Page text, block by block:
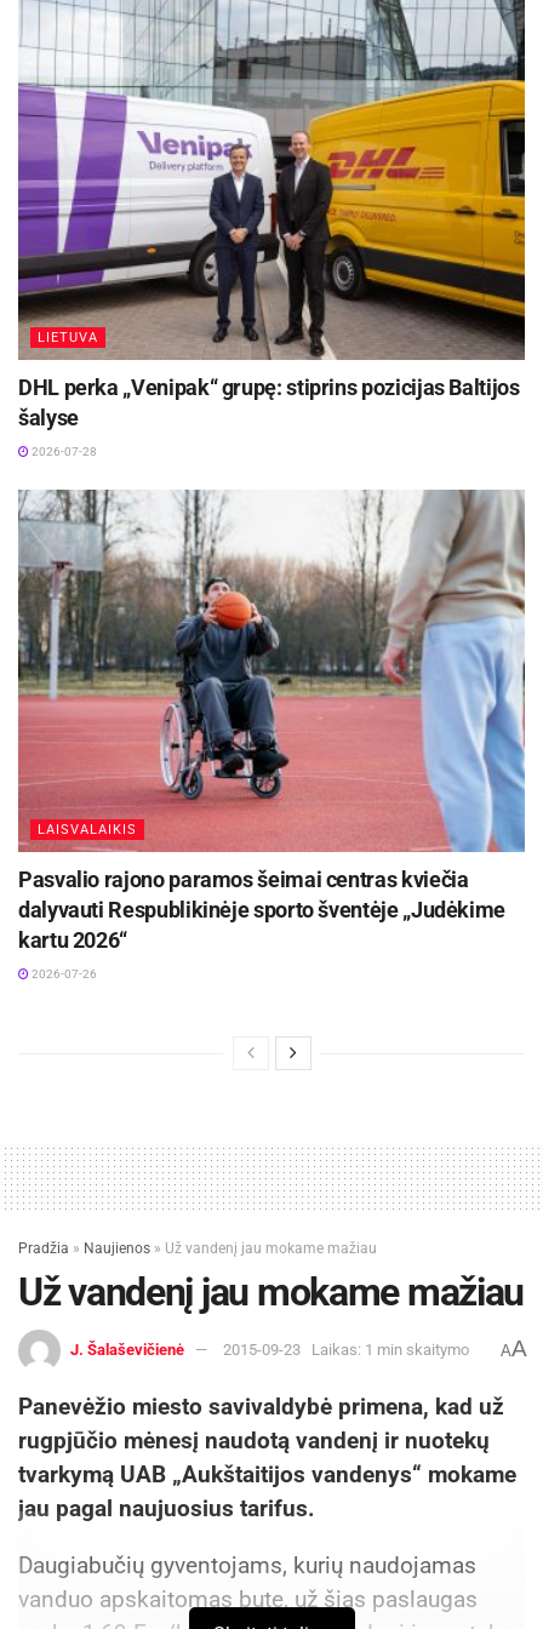
III etapas. Panevėžio KKSC – Vilnius I
Rugsėjo 27 d.
Futbolo akademijos stadione – Lietuvos futbolo
U-16 ir U-14 II lygos Vakarų ir Centro regioninės
pirmenybės
16 val.Panevėžio FA-FK „Panevėžys“ – Telšių FC
„Džiugas“
LIETUVA
DHL perka „Venipak“ grupę: stiprins pozicijas Baltijos
šalyse
2026-07-28
LAISVALAIKIS
Pasvalio rajono paramos šeimai centras kviečia
dalyvauti Respublikinėje sporto šventėje „Judėkime
kartu 2026“
2026-07-26
Pradžia » Naujienos » Už vandenį jau mokame mažiau
Už vandenį jau mokame mažiau
J. Šalaševičienė 2015-09-23 Laikas: 1 min skaitymo AA
Panevėžio miesto savivaldybė primena, kad už
rugpjūčio mėnesį naudotą vandenį ir nuotekų
tvarkymą UAB „Aukštaitijos vandenys“ mokame
jau pagal naujuosius tarifus.
Daugiabučių gyventojams, kurių naudojamas
vanduo apskaitomas bute, už šias paslaugas